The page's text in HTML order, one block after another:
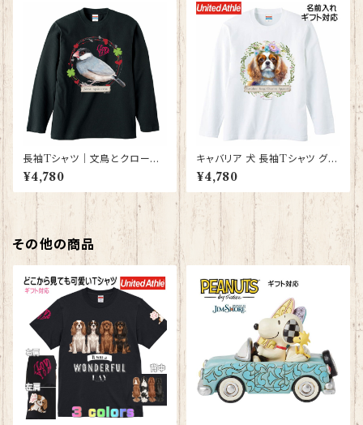
長袖Tシャツ｜文鳥とクローバ
ーとハート【型番 LT-152】KYA
PIArt きゃぴあーと
¥4,780
キャバリア 犬 長袖Tシャツ グッ
ズ 洋服 ロングTシャツ カットソ
ー レディース メンズ 【型番 LT-
10002】お花の王冠シリーズ
¥4,780
その他の商品